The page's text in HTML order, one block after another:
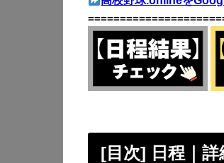
[目次] 日程｜